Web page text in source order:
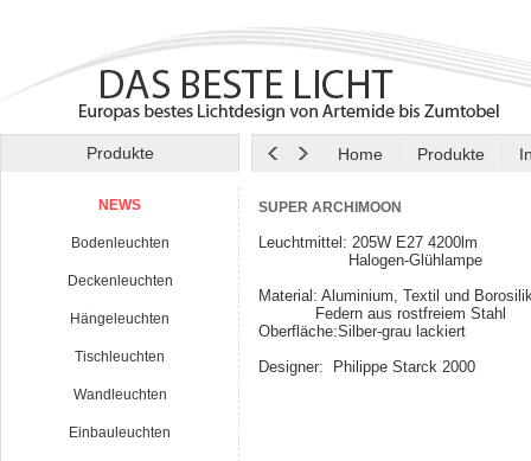
Produkte Home Produkte
NEWS
Bodenleuchten
Deckenleuchten
Hängeleuchten
Tischleuchten
Wandleuchten
Einbauleuchten
SUPER ARCHIMOON
Leuchtmittel: 205W E27 4200lm
Halogen-Glühlampe
Material: Aluminium, Textil und
Federn aus rostfreiem Stahl
Oberfläche:Silber-grau lackiert
Designer: Philippe Starck 2000